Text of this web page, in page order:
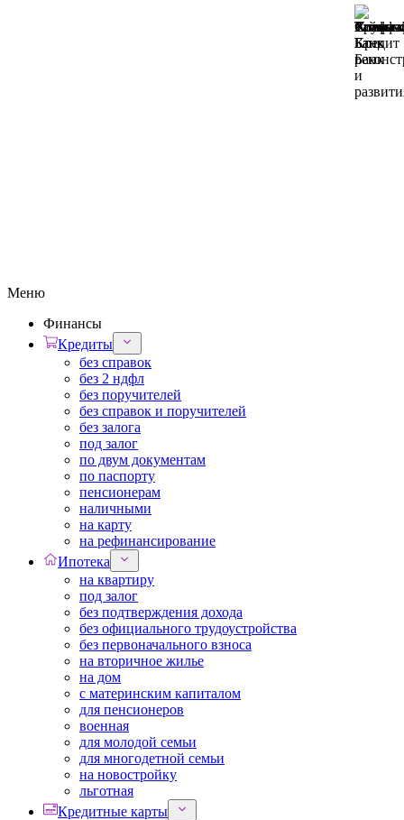
Меню
Финансы
Кредиты
без справок
без 2 ндфл
без поручителей
без справок и поручителей
без залога
под залог
по двум документам
по паспорту
пенсионерам
наличными
на карту
на рефинансирование
Ипотека
на квартиру
под залог
без подтверждения дохода
без официального трудоустройства
без первоначального взноса
на вторичное жилье
на дом
с материнским капиталом
для пенсионеров
военная
для молодой семьи
для многодетной семьи
на новостройку
льготная
Кредитные карты